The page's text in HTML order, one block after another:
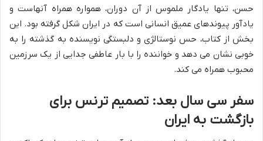
حسن، تنها یادگار ملموس از آن دوران، همواره همراه آنهاست و
یادآور پیوندهای عمیق انسانی است که در ایران شکل گرفته بود. این
بخش از کتاب، حس نوستالژی و دلبستگی نویسنده به گذشته را به
خوبی نشان می دهد و خواننده را با بار عاطفی جدایی از یک سرزمین
محبوب همراه می کند.
سفر سی سال بعد: تصمیم ترنس برای
بازگشت به ایران